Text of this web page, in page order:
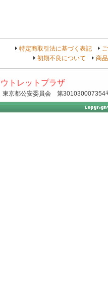
特定商取引法に基づく表記
初期不良について
商
トレットプラザ
京都公安委員会 第301030007354